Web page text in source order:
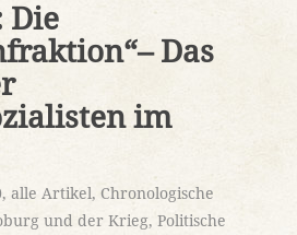
Die
Das
im
, alle Artikel, Chronologische
und der Krieg, Politische